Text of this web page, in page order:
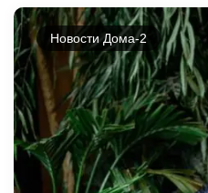
Новости Дома-2